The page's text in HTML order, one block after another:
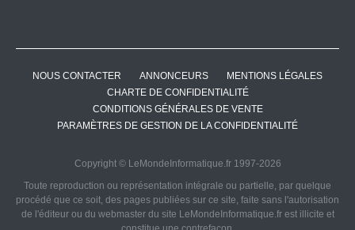
NOUS CONTACTER ANNONCEURS
MENTIONS LÉGALES
CHARTE DE CONFIDENTIALITÉ
CONDITIONS GÉNÉRALES DE VENTE
PARAMÈTRES DE GESTION DE LA CONFIDENTIALITÉ
Copyright © LeMondeInformatique.fr 1997-2026
Toute reproduction ou représentation intégrale ou partielle, par quelque
procédé que ce soit, des pages publiées sur ce site, faite sans l'autorisation
de l'éditeur ou du webmaster du site LeMondeInformatique.fr est illicite et